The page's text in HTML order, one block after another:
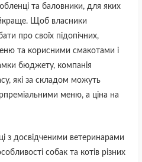
та баловники, для яких
Щоб власники
про своїх підопічних,
та корисними смакотами і
бюджету, компанія
які за складом можуть
меню, а ціна на
з досвідченими ветеринарами
собак та котів різних